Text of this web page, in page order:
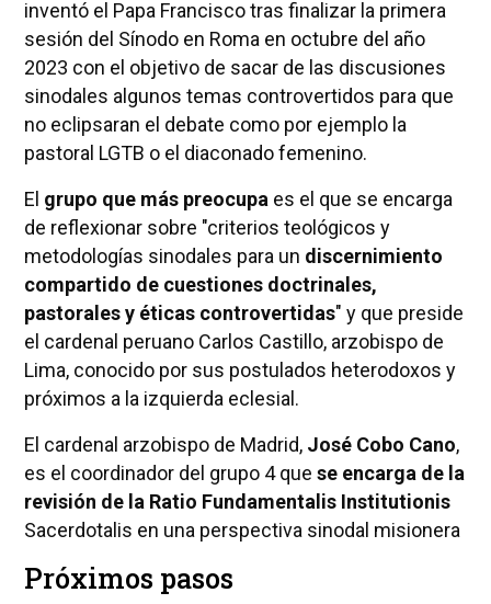
inventó el Papa Francisco tras finalizar la primera
sesión del Sínodo en Roma en octubre del año
2023 con el objetivo de sacar de las discusiones
sinodales algunos temas controvertidos para que
no eclipsaran el debate como por ejemplo la
pastoral LGTB o el diaconado femenino.
El grupo que más preocupa es el que se encarga
de reflexionar sobre "criterios teológicos y
metodologías sinodales para un discernimiento
compartido de cuestiones doctrinales,
pastorales y éticas controvertidas" y que preside
el cardenal peruano Carlos Castillo, arzobispo de
Lima, conocido por sus postulados heterodoxos y
próximos a la izquierda eclesial.
El cardenal arzobispo de Madrid, José Cobo Cano,
es el coordinador del grupo 4 que se encarga de la
revisión de la Ratio Fundamentalis Institutionis
Sacerdotalis en una perspectiva sinodal misionera
Próximos pasos